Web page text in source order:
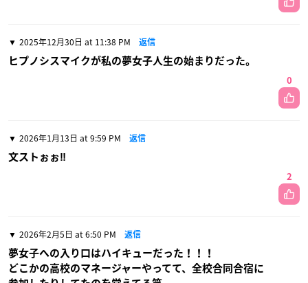
2025年12月30日 at 11:38 PM 返信
ヒプノシスマイクが私の夢女子人生の始まりだった。
0
2026年1月13日 at 9:59 PM 返信
文ストぉぉ‼️
2
2026年2月5日 at 6:50 PM 返信
夢女子への入り口はハイキューだった！！！
どこかの高校のマネージャーやってて、全校合同合宿に